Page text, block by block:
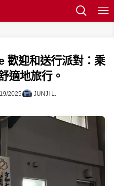
歡迎和送行派對：乘
適地旅行。
2025 JUNJI L.